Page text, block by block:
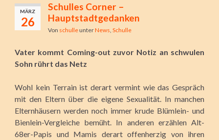
MÄRZ
26
Schulles Corner –
Hauptstadtgedanken
Von schulleunterNews Schulle
Vater kommt Coming-out zuvor Notiz an schwulen
Sohn rührt das Netz
Wohl kein Terrain ist derart vermint wie das Gespräch
mit den Eltern über die eigene Sexualität. In manchen
Elternhäusern werden noch immer krude Blümlein- und
Bienlein-Vergleiche bemüht. In anderen erzählen Alt-
68er-Papis und Mamis derart offenherzig von ihren